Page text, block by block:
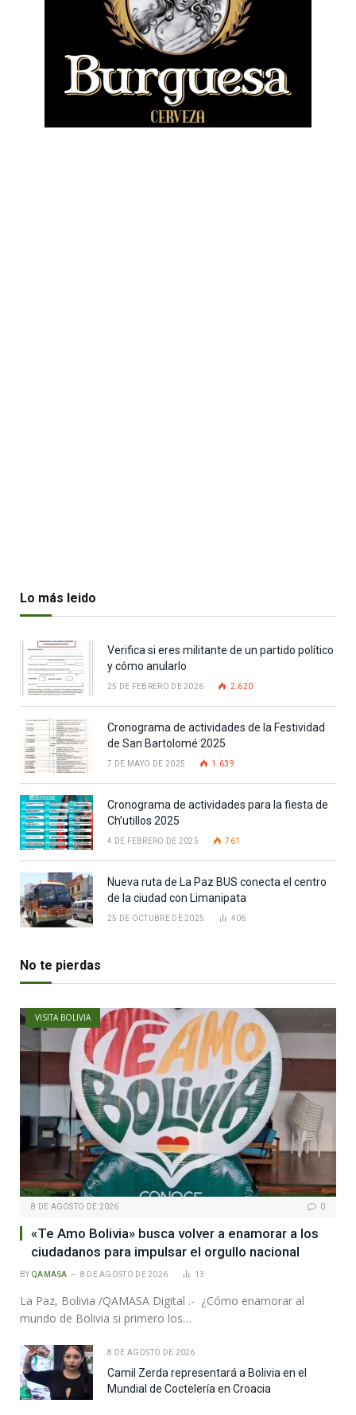
Lo más leido
Verifica si eres militante de un partido político
y cómo anularlo
25 DE FEBRERO DE 2026 2.620
Cronograma de actividades de la Festividad
de San Bartolomé 2025
7 DE MAYO DE 2025 1.639
Cronograma de actividades para la fiesta de
Ch’utillos 2025
4 DE FEBRERO DE 2025 761
Nueva ruta de La Paz BUS conecta el centro
de la ciudad con Limanipata
25 DE OCTUBRE DE 2025 406
No te pierdas
VISITA BOLIVIA
8 DE AGOSTO DE 2026 0
«Te Amo Bolivia» busca volver a enamorar a los
ciudadanos para impulsar el orgullo nacional
BY QAMASA 8 DE AGOSTO DE 2026 13
La Paz, Bolivia /QAMASA Digital .- ¿Cómo enamorar al
mundo de Bolivia si primero los…
8 DE AGOSTO DE 2026
Camil Zerda representará a Bolivia en el
Mundial de Coctelería en Croacia